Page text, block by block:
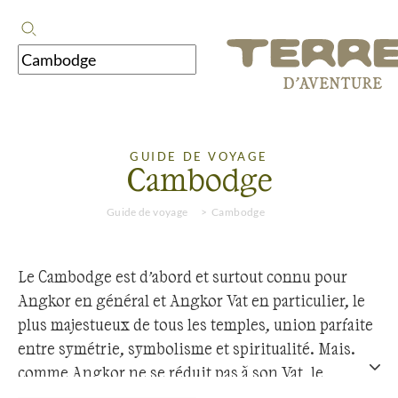
GUIDE DE VOYAGE
Cambodge
Guide de voyage Cambodge
Le Cambodge est d’abord et surtout connu pour
Angkor en général et Angkor Vat en particulier, le
plus majestueux de tous les temples, union parfaite
entre symétrie, symbolisme et spiritualité. Mais
comme Angkor ne se réduit pas à son Vat, le